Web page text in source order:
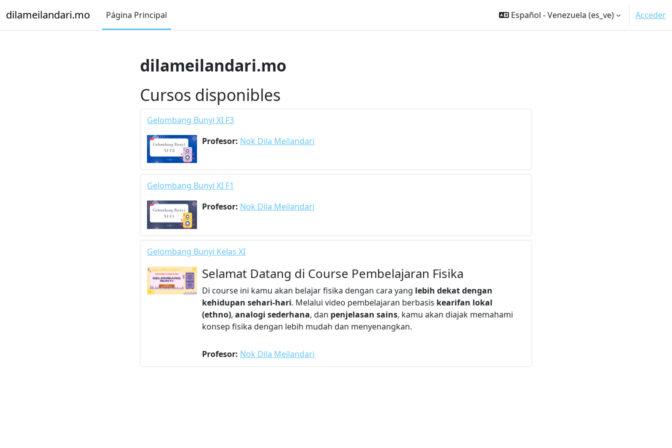
dilameilandari.mo Página Principal Español - Venezuela ‎(es_ve)‎ Acceder
dilameilandari.mo
Cursos disponibles
Gelombang Bunyi XI F3
Profesor: Nok Dila Meilandari
Gelombang Bunyi XI F1
Profesor: Nok Dila Meilandari
Gelombang Bunyi Kelas XI
Selamat Datang di Course Pembelajaran Fisika
Di course ini kamu akan belajar fisika dengan cara yang lebih dekat dengan
kehidupan sehari-hari. Melalui video pembelajaran berbasis kearifan lokal
(ethno), analogi sederhana, dan penjelasan sains, kamu akan diajak memahami
konsep fisika dengan lebih mudah dan menyenangkan.
Profesor: Nok Dila Meilandari